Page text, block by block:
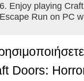
6. Enjoy playing
Escape Run on PC
Doors: